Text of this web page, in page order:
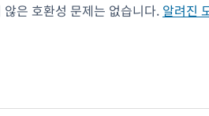
은 호환성 문제는 없습니다. 알려진